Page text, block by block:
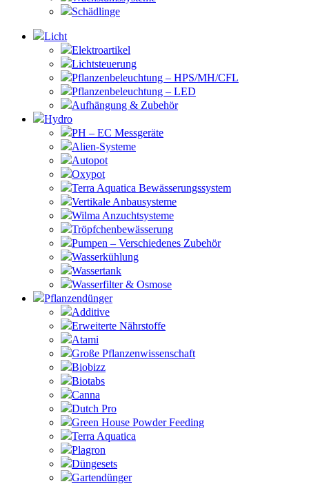
Schädlinge
Licht
Elektroartikel
Lichtsteuerung
Pflanzenbeleuchtung – HPS/MH/CFL
Pflanzenbeleuchtung – LED
Aufhängung & Zubehör
Hydro
PH – EC Messgeräte
Alien-Systeme
Autopot
Oxypot
Terra Aquatica Bewässerungssystem
Vertikale Anbausysteme
Wilma Anzuchtsysteme
Tröpfchenbewässerung
Pumpen – Verschiedenes Zubehör
Wasserkühlung
Wassertank
Wasserfilter & Osmose
Pflanzendünger
Additive
Erweiterte Nährstoffe
Atami
Große Pflanzenwissenschaft
Biobizz
Biotabs
Canna
Dutch Pro
Green House Powder Feeding
Terra Aquatica
Plagron
Düngesets
Gartendünger